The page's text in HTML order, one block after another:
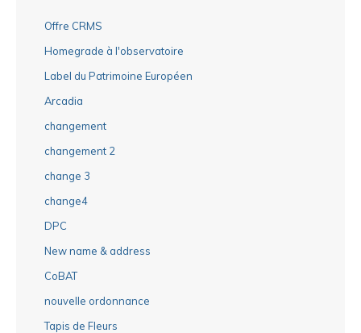
Offre CRMS
Homegrade à l'observatoire
Label du Patrimoine Européen
Arcadia
changement
changement 2
change 3
change4
DPC
New name & address
CoBAT
nouvelle ordonnance
Tapis de Fleurs